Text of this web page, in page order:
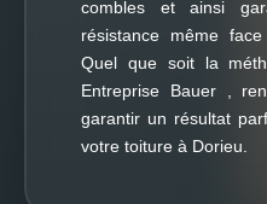
combles et ainsi
résistance même
Quel que soit la
Entreprise Bauer ,
garantir un résultat
votre toiture à Dorieu.